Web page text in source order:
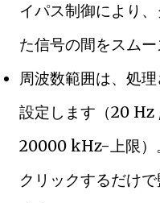
イパス制御により
た信号の間をスム
周波数範囲は、処
設定します（20
20000 kHz-上限）
クリックするだけで